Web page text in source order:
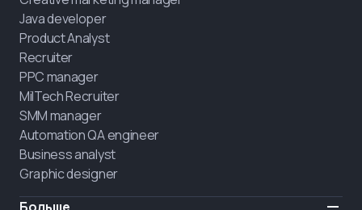
Java developer
Product Analyst
Recruiter
PPC manager
MilTech Recruiter
SMM manager
Automation QA engineer
Business analyst
Graphic designer